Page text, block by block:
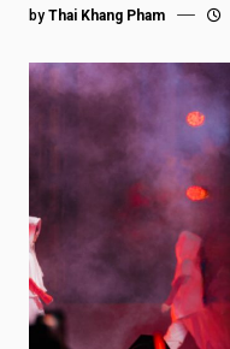
by Thai Khang Pham